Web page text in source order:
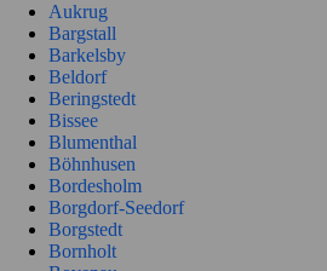
Aukrug
Bargstall
Barkelsby
Beldorf
Beringstedt
Bissee
Blumenthal
Böhnhusen
Bordesholm
Borgdorf-Seedorf
Borgstedt
Bornholt